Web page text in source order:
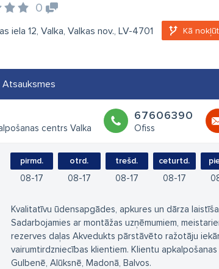
0
iela 12, Valka, Valkas nov., LV-4701 Kā
Atsauksmes
centrs Valka
67606390
Ofiss
pirmd.
08 17
otrd.
08 17
trešd.
08 17
ceturtd.
08 17
Kvalitatīvu ūdensapgādes, apkures un dārza
Sadarbojamies ar montāžas uzņēmumiem,
rezerves daļas Akvedukts pārstāvēto ražotāju
vairumtirdzniecības klientiem. Klientu
Gulbenē, Alūksnē, Madonā, Balvos.